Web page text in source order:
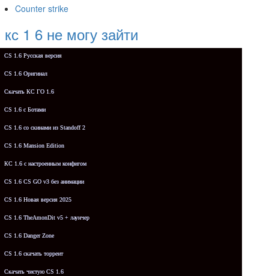
Counter strike
1 6 не могу зайти
CS 1.6 Русская версия
CS 1.6 Оригинал
Скачать КС ГО 1.6
CS 1.6 с Ботами
CS 1.6 со скинами из Standoff 2
CS 1.6 Mansion Edition
КС 1.6 с настроенным конфигом
CS 1.6 CS GO v3 без анимации
CS 1.6 Новая версия 2025
CS 1.6 TheAmonDit v5 + лаунчер
CS 1.6 Danger Zone
CS 1.6 скачать торрент
Скачать чистую CS 1.6